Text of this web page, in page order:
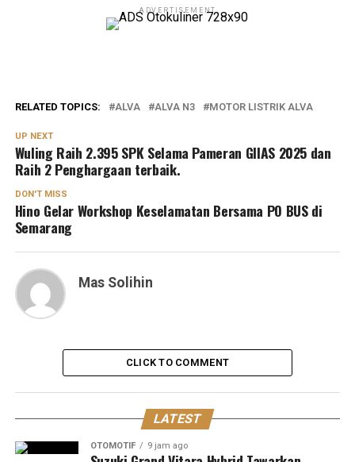
ADVERTISEMENT
RELATED TOPICS: ALVA ALVA N3 MOTOR LISTRIK ALVA
UP NEXT
Wuling Raih 2.395 SPK Selama Pameran GIIAS 2025 dan
Raih 2 Penghargaan terbaik.
DON'T MISS
Hino Gelar Workshop Keselamatan Bersama PO BUS di
Semarang
Mas Solihin
CLICK TO COMMENT
LATEST
OTOMOTIF 9 jam ago